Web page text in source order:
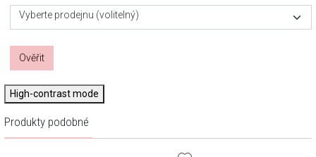
Vyberte prodejnu (volitelný)
Ověřit
High-contrast mode
Produkty podobné